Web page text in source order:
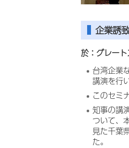
企業誘
於：グレート
台湾企業
講演を行
このセミ
知事の講
ついて、
見た千葉
た。